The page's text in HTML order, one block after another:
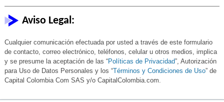
Aviso Legal:
Cualquier comunicación efectuada por usted a través de este formulario
de contacto, correo electrónico, teléfonos, celular u otros medios, implica
y se presume la aceptación de las “Políticas de Privacidad”, Autorización
para Uso de Datos Personales y los “Términos y Condiciones de Uso” de
Capital Colombia Com SAS y/o CapitalColombia.com.